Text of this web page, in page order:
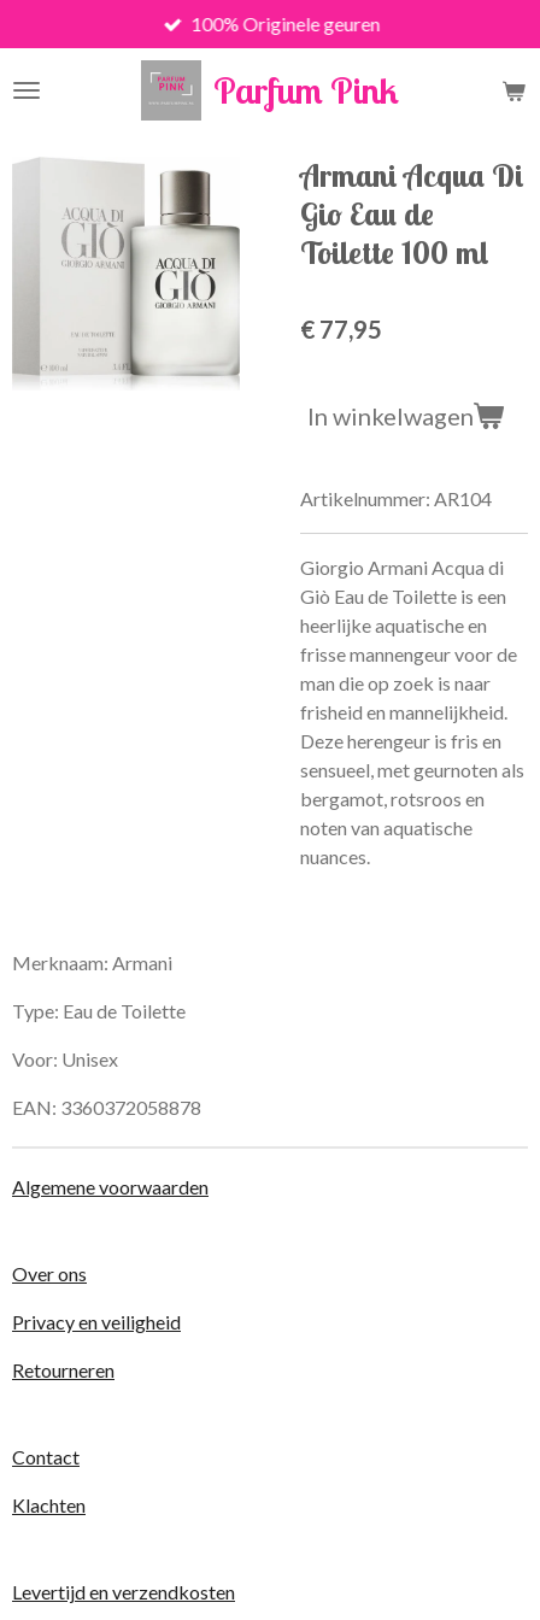
direct
naar
Parfum Pink
100% Originele geuren
Armani Acqua Di
Gio Eau de
Toilette 100 ml
€ 77,95
In winkelwagen
Artikelnummer: AR104
Giorgio Armani Acqua di
Giò Eau de Toilette is een
heerlijke aquatische en
frisse mannengeur voor de
man die op zoek is naar
frisheid en mannelijkheid.
Deze herengeur is fris en
sensueel, met geurnoten als
bergamot, rotsroos en
noten van aquatische
nuances.
Merknaam: Armani
Type: Eau de Toilette
Voor: Unisex
EAN: 3360372058878
Algemene voorwaarden
Over ons
Privacy en veiligheid
Retourneren
Contact
Klachten
Levertijd en verzendkosten